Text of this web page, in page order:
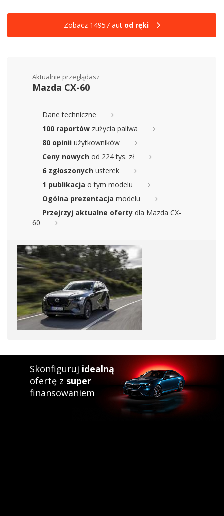
Zobacz 14957 aut od ręki
Aktualnie przeglądasz
Mazda CX-60
Dane techniczne
100 raportów zużycia paliwa
80 opinii użytkowników
Ceny nowych od 224 tys. zł
6 zgłoszonych usterek
1 publikacja o tym modelu
Ogólna prezentacja modelu
Przejrzyj aktualne oferty dla Mazda CX-
60
Skonfiguruj idealną
ofertę z super
finansowaniem